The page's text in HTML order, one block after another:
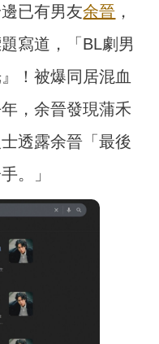
已有男友余晉 ，
寫道，「BL劇男
！被爆同居混血
，余晉發現蒲禾
透露余晉「最後
。」